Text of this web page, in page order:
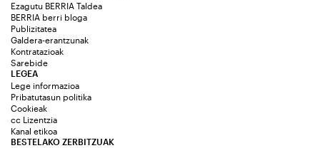
Ezagutu BERRIA Taldea
BERRIA berri bloga
Publizitatea
Galdera-erantzunak
Kontratazioak
Sarebide
LEGEA
Lege informazioa
Pribatutasun politika
Cookieak
cc Lizentzia
Kanal etikoa
BESTELAKO ZERBITZUAK